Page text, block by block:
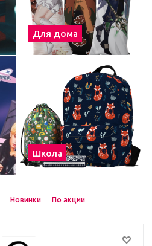
Для дома
Школа
Новинки По акции